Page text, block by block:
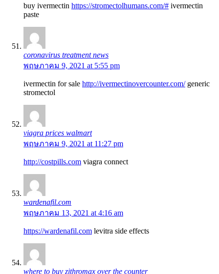
buy ivermectin https://stromectolhumans.com/# ivermectin
paste
coronavirus treatment news
พฤษภาคม 9, 2021 at 5:55 pm
ivermectin for sale http://ivermectinovercounter.com/generic
stromectol
viagra prices walmart
พฤษภาคม 9, 2021 at 11:27 pm
http://costpills.com viagra connect
wardenafil.com
พฤษภาคม 13, 2021 at 4:16 am
https://wardenafil.com levitra side effects
where to buy zithromax over the counter